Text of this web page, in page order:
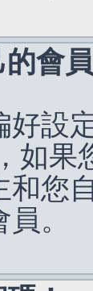
會
好設
如果
和您
。